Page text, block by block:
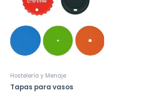
Hostelería y Menaje
Tapas para vasos